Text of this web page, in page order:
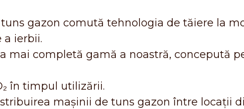
gazon comută tehnologia de tăiere la
ierbii.
mai completă gamă a noastră, concepută
în timpul utilizării.
mașinii de tuns gazon între locații